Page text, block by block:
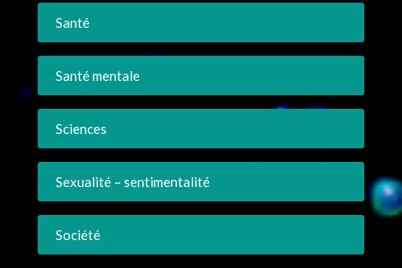
Santé
Santé mentale
Sciences
Sexualité – sentimentalité
Société